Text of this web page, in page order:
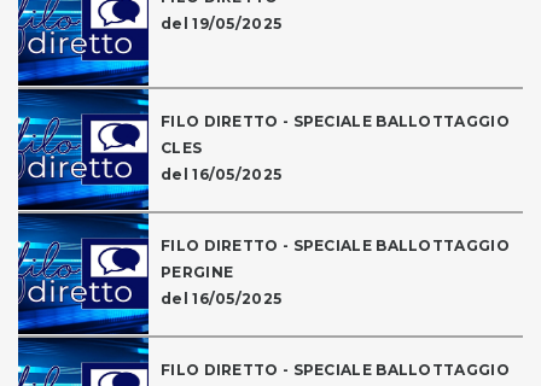
del 19/05/2025
FILO DIRETTO - SPECIALE BALLOTTAGGIO
CLES
del 16/05/2025
FILO DIRETTO - SPECIALE BALLOTTAGGIO
PERGINE
del 16/05/2025
FILO DIRETTO - SPECIALE BALLOTTAGGIO